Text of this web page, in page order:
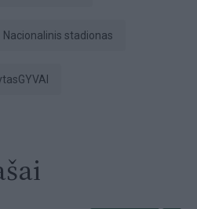
Nacionalinis stadionas